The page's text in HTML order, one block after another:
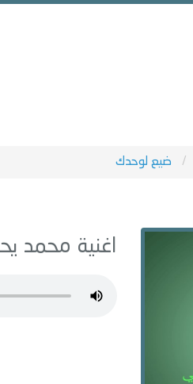
ضيع لوحدك
اغنية محمد